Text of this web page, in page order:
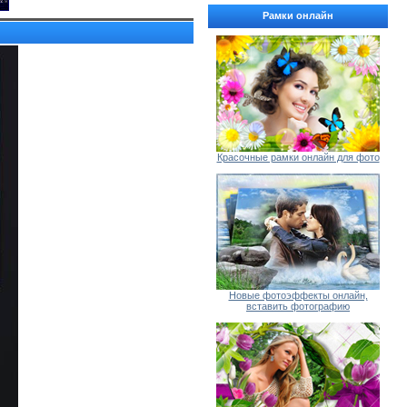
Рамки онлайн
Красочные рамки онлайн для фото
Новые фотоэффекты онлайн,
вставить фотографию